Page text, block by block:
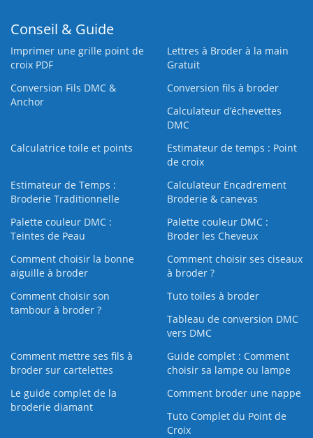
Conseil & Guide
Imprimer une grille point de
croix PDF
Lettres à Broder à la main
Gratuit
Conversion Fils DMC &
Anchor
Conversion fils à broder
Calculateur d’échevettes
DMC
Calculatrice toile et points
Estimateur de temps : Point
de croix
Estimateur de Temps :
Broderie Traditionnelle
Calculateur Encadrement
Broderie & canevas
Palette couleur DMC :
Teintes de Peau
Palette couleur DMC :
Broder les Cheveux
Comment choisir la bonne
aiguille à broder
Comment choisir ses ciseaux
à broder ?
Comment choisir son
tambour à broder ?
Tuto toiles à broder
Tableau de conversion DMC
vers DMC
Comment mettre ses fils à
broder sur cartelettes
Guide complet : Comment
choisir sa lampe ou lampe
Le guide complet de la
broderie diamant
Comment broder une nappe
Tuto Complet du Point de
Croix